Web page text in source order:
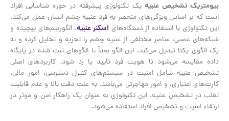
بیومتریک تشخیص عنبیهیک تکنولوژی پیشرفته در حوزه شناسایی افراد
است که بر اساس ویژگی‌های منحصر به فرد عنبیه چشم انسان عمل می‌کند.
این تکنولوژی با استفاده از دستگاه‌های اسکنر عنبیه، الگوریتم‌های پیچیده و
شبکه‌های عصبی، عناصر مختلفی از عنبیه چشم را تجزیه و تحلیل کرده و به
یک الگوی یکتا تبدیل می‌کند. این الگو بعداً با الگوهای ثبت شده در پایگاه
داده مقایسه می‌شود تا هویت فرد تأیید یا رد شود. کاربردهای اصلی
تشخیص عنبیه شامل امنیت در سیستم‌های کنترل دسترسی، امور مالی،
کارت‌های اعتباری، و امور مهاجرتی می‌باشد. به علت دقت بالا و عدم قابلیت
تقلب در تشخیص عنبیه، این تکنولوژی به عنوان یک راهکار امن و موثر در
ارتقاء امنیت و تشخیص افراد استفاده می‌شود.